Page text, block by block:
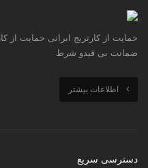
حمایت از کارتریج ایرانی حمایت از
ضمانت بی قیدو شرط
اطلاعات بیشتر
دسترسی سریع